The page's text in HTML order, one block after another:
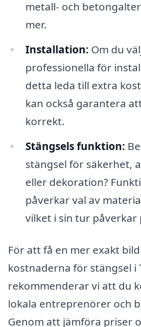
metall- och
mer.
Installation: Om du
professionella för
detta leda till extra
kan också garantera
korrekt.
Stängsels funktion:
stängsel för säkerhet,
eller dekoration?
påverkar val av
vilket i sin tur påverkar
För att få en mer exakt
kostnaderna för stängsel i
rekommenderar vi att du
lokala entreprenörer och
Genom att jämföra priser